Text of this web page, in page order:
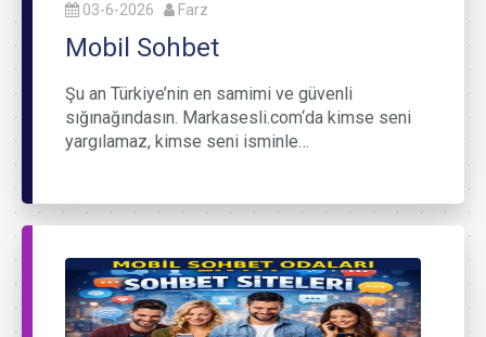
03-6-2026 Farz
Mobil Sohbet
Şu an Türkiye’nin en samimi ve güvenli
sığınağındasın. Markasesli.com‘da kimse seni
yargılamaz, kimse seni isminle…